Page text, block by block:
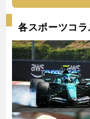
各スポーツコ